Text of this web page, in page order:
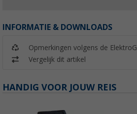
INFORMATIE & DOWNLOADS
Opmerkingen volgens de ElektroG
Vergelijk dit artikel
HANDIG VOOR JOUW REIS